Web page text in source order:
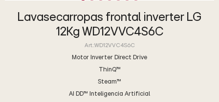
Lavasecarropas frontal inverter LG
12Kg WD12VVC4S6C
WD12VVC4S6C
Motor Inverter Direct Drive
ThinQ™
Steam™
AI DD™ Inteligencia Artificial